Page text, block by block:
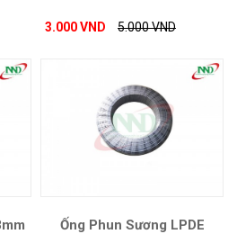
3.000 VND 5.000 VND
Ống Phun Sương LPDE